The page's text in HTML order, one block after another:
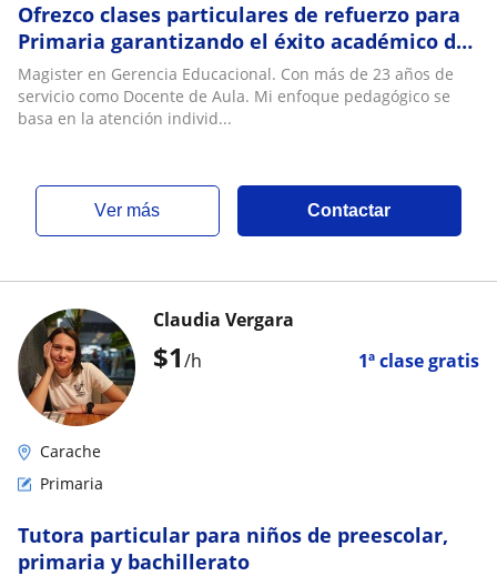
Ofrezco clases particulares de refuerzo para
Primaria garantizando el éxito académico de
tu hijo/a
Magister en Gerencia Educacional. Con más de 23 años de
servicio como Docente de Aula. Mi enfoque pedagógico se
basa en la atención individ...
ver más Contactar
$1/h 1ª clase gratis
Claudia Vergara
Carache
Primaria
Tutora particular para niños de preescolar,
primaria y bachillerato